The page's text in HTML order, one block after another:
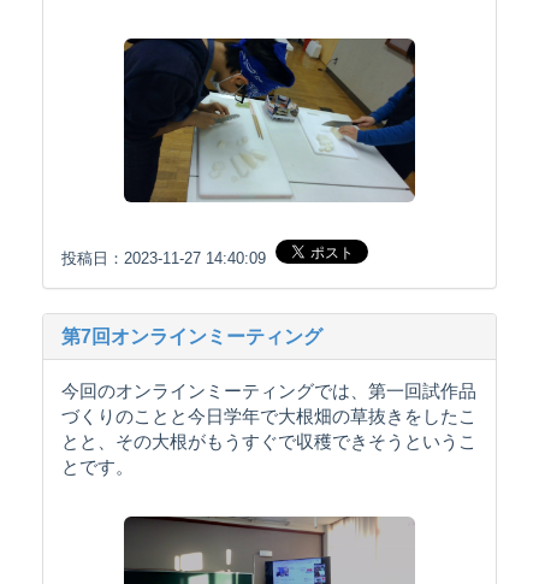
投稿日：2023-11-27 14:40:09
第7回オンラインミーティング
今回のオンラインミーティングでは、第一回試作品
づくりのことと今日学年で大根畑の草抜きをしたこ
とと、その大根がもうすぐで収穫できそうというこ
とです。